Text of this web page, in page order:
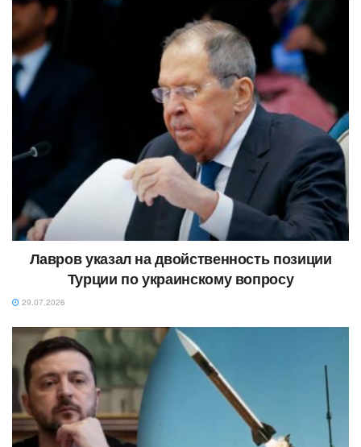
Лавров указал на двойственность позиции
Турции по украинскому вопросу
29.07.2026